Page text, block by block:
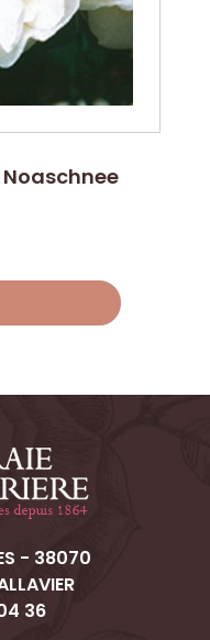
Noaschnee
- 38070
36